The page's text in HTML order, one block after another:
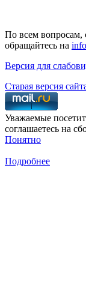
По всем вопросам,
обращайтесь на
Версия для
Старая версия
Уважаемые
соглашаетесь на
Понятно
Подробнее